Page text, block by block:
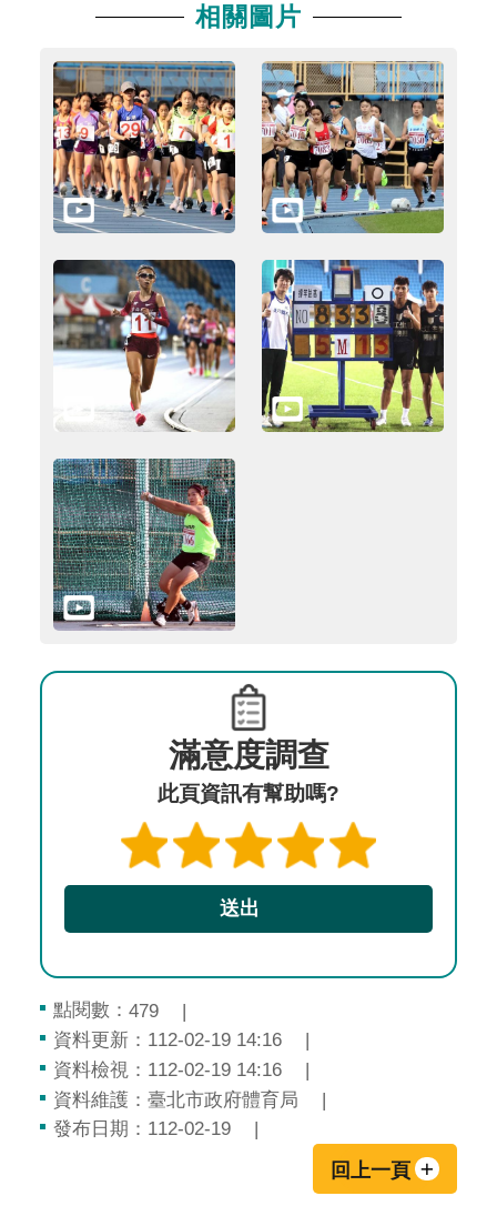
相關圖片
滿意度調查
此頁資訊有幫助嗎?
點閱數： 479
資料更新：112-02-19 14:16
資料檢視：112-02-19 14:16
資料維護：臺北市政府體育局
發布日期：112-02-19
回上一頁